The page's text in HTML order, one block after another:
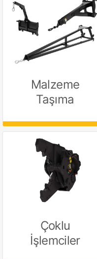
Malzeme
Taşıma
Çoklu
İşlemciler